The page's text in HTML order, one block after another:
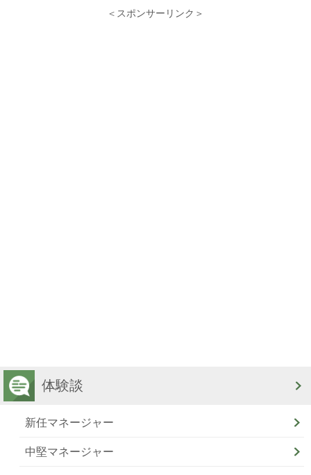
＜スポンサーリンク＞
体験談
新任マネージャー
中堅マネージャー